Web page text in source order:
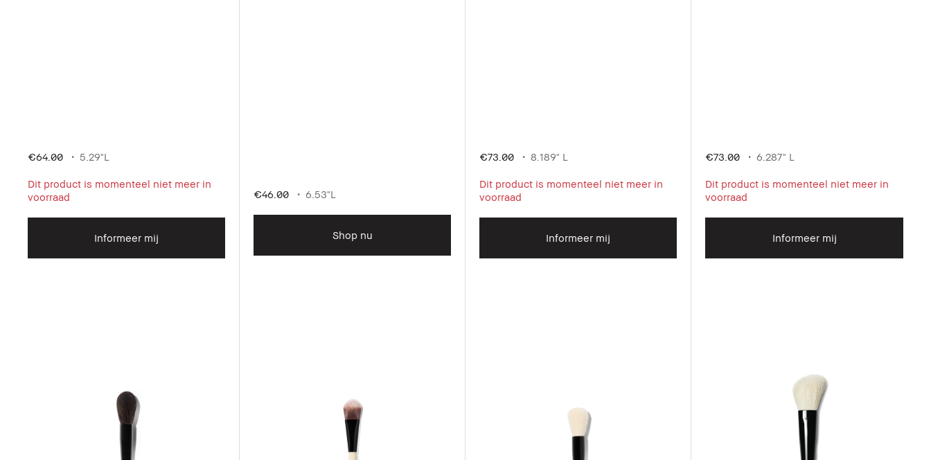
€64.00 5.29"L
Dit product is momenteel niet meer in
voorraad
Informeer mij
€46.00 6.53"L
Shop nu
€73.00 8.189" L
Dit product is momenteel niet meer in
voorraad
Informeer mij
€73.00 6.287" L
Dit product is momenteel niet meer in
voorraad
Informeer mij